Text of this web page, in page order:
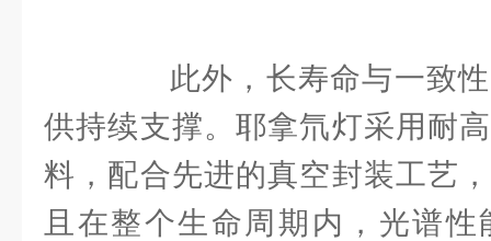
此外，长寿命与一致性
供持续支撑。耶拿氘灯采用耐
料，配合先进的真空封装工艺
且在整个生命周期内，光谱